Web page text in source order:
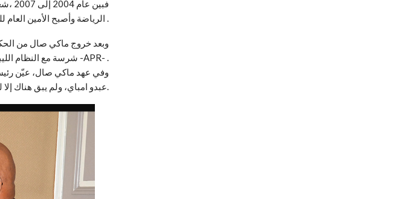
الرياضة وأصبح الأمين العام للحكومة ثم مفوضا خاصا لدى وزير الدولة .
وبعد خروج ماكي صال من
شرسة مع النظام الليبرالي الأسبق ، الأمر الذي جعله ليكون عضو مؤسس حزب التحالف من أجل الجمهورية -APR- .
وفي عهد ماكي صال، عيّن
عبدو امباي، ولم يبق هناك إلا لمدة 7 أشهر قبل أن يستأنف رداء محاميه.